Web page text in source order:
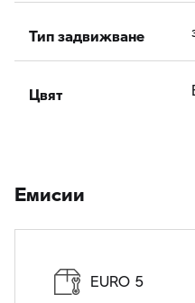
Тип задвижване
Цвят
Eмисии
EURO 5